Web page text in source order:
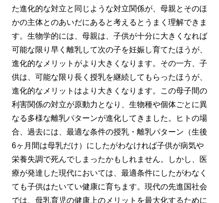
た進化的な対立と同じような対立関係が、母親とそのほ
かの主体とのあいだにあると考えるとうまく理解できま
す。生物学的には、母親は、子供が十分に大きくなれば
可能な限り早く離乳して次の子を妊娠し育てたほうが、
進化的なメリットがより大きくなります。その一方、子
供は、可能な限り長く授乳を継続してもらったほうが、
進化的なメリットはより大きくなります。この母子間の
利害関係の対立が原動力となり、生物種や個体ごとに異
なる多様な離乳パターンが進化してきました。ヒトの場
合、過去には、最適な条件の授乳・離乳パターン（生後
6ヶ月間は母乳だけ）にしたがわなければ子供が病気や
栄養失調で死んでしまったかもしれません。しかし、医
療が発達した現代においては、最適条件にしたがわなく
ても子供はたいてい健康に育ちます。現代の先進国社会
では、母乳育児の健康上のメリットを最大化するために